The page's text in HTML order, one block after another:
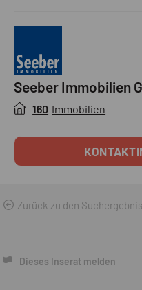
Seeber Immobilien
160 Immobilien
Zurück zu den
Dieses Inserat melden